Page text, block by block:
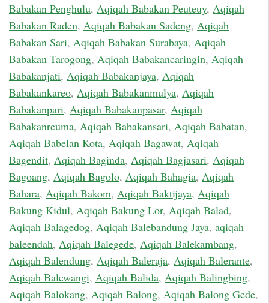
Babakan Penghulu, Aqiqah Babakan Peuteuy, Aqiqah
Babakan Raden, Aqiqah Babakan Sadeng, Aqiqah
Babakan Sari, Aqiqah Babakan Surabaya, Aqiqah
Babakan Tarogong, Aqiqah Babakancaringin, Aqiqah
Babakanjati, Aqiqah Babakanjaya, Aqiqah
Babakankareo, Aqiqah Babakanmulya, Aqiqah
Babakanpari, Aqiqah Babakanpasar, Aqiqah
Babakanreuma, Aqiqah Babakansari, Aqiqah Babatan,
Aqiqah Babelan Kota, Aqiqah Bagawat, Aqiqah
Bagendit, Aqiqah Baginda, Aqiqah Bagjasari, Aqiqah
Bagoang, Aqiqah Bagolo, Aqiqah Bahagia, Aqiqah
Bahara, Aqiqah Bakom, Aqiqah Baktijaya, Aqiqah
Bakung Kidul, Aqiqah Bakung Lor, Aqiqah Balad,
Aqiqah Balagedog, Aqiqah Balebandung Jaya, aqiqah
baleendah, Aqiqah Balegede, Aqiqah Balekambang,
Aqiqah Balendung, Aqiqah Baleraja, Aqiqah Balerante,
Aqiqah Balewangi, Aqiqah Balida, Aqiqah Balingbing,
Aqiqah Balokang, Aqiqah Balong, Aqiqah Balong Gede,